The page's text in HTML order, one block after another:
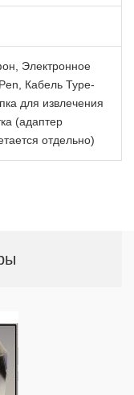
Электронное
Кабель Type-
для извлечения
(адаптер
отдельно)